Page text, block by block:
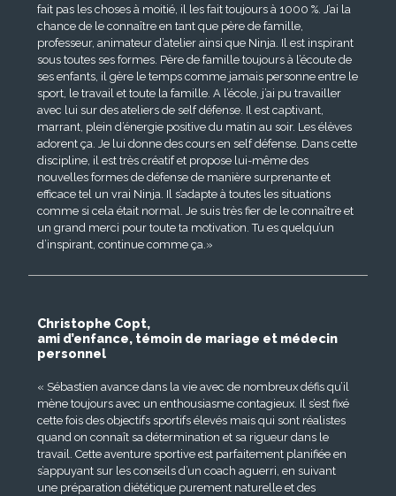
fait pas les choses à moitié, il les fait toujours à 1000 %. J’ai la
chance de le connaître en tant que père de famille,
professeur, animateur d’atelier ainsi que Ninja. Il est inspirant
sous toutes ses formes. Père de famille toujours à l’écoute de
ses enfants, il gère le temps comme jamais personne entre le
sport, le travail et toute la famille. A l’école, j’ai pu travailler
avec lui sur des ateliers de self défense. Il est captivant,
marrant, plein d’énergie positive du matin au soir. Les élèves
adorent ça. Je lui donne des cours en self défense. Dans cette
discipline, il est très créatif et propose lui-même des
nouvelles formes de défense de manière surprenante et
efficace tel un vrai Ninja. Il s’adapte à toutes les situations
comme si cela était normal. Je suis très fier de le connaître et
un grand merci pour toute ta motivation. Tu es quelqu’un
d’inspirant, continue comme ça.»
Christophe Copt,
ami d’enfance, témoin de mariage et médecin
personnel
« Sébastien avance dans la vie avec de nombreux défis qu’il
mène toujours avec un enthousiasme contagieux. Il s’est fixé
cette fois des objectifs sportifs élevés mais qui sont réalistes
quand on connaît sa détermination et sa rigueur dans le
travail. Cette aventure sportive est parfaitement planifiée en
s’appuyant sur les conseils d’un coach aguerri, en suivant
une préparation diététique purement naturelle et des